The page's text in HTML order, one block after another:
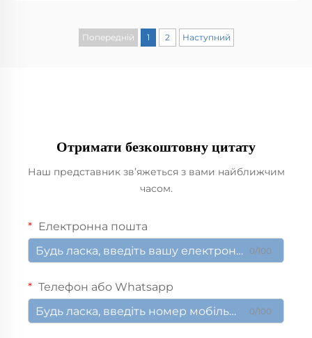
Попередній 1 2 Наступний
Отримати безкоштовну цитату
Наш представник зв’яжеться з вами найближчим
часом.
Електронна пошта
0/100
Телефон або Whatsapp
0/100